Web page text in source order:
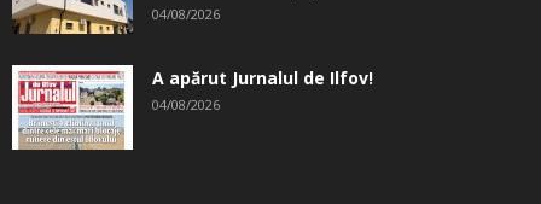
04/08/2026
A apărut Jurnalul de Ilfov!
04/08/2026